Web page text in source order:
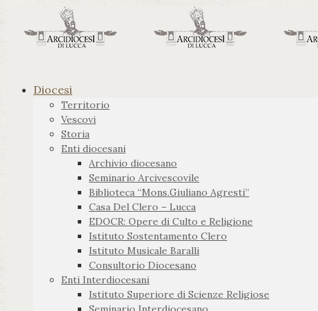
Diocesi
Territorio
Vescovi
Storia
Enti diocesani
Archivio diocesano
Seminario Arcivescovile
Biblioteca “Mons.Giuliano Agresti”
Casa Del Clero – Lucca
EDOCR: Opere di Culto e Religione
Istituto Sostentamento Clero
Istituto Musicale Baralli
Consultorio Diocesano
Enti Interdiocesani
Istituto Superiore di Scienze Religiose